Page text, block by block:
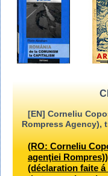
[EN] Corneliu
Rompress Agency),
(RO: Corneliu
agenţiei
(déclaration faite